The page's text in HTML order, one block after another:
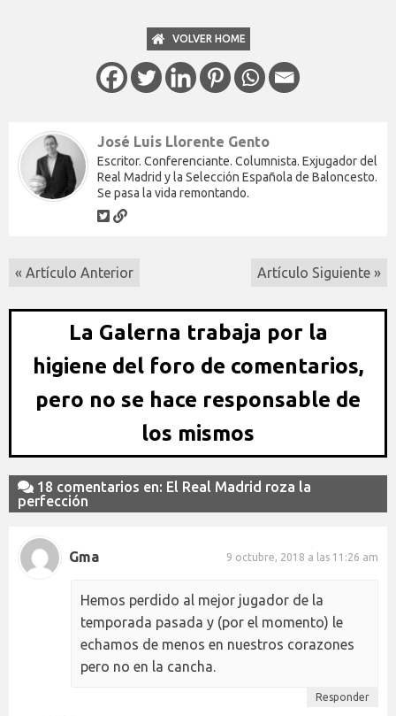
VOLVER HOME
José Luis Llorente Gento
Escritor. Conferenciante. Columnista. Exjugador del
Real Madrid y la Selección Española de Baloncesto.
Se pasa la vida remontando.
« Artículo Anterior Artículo Siguiente »
La Galerna trabaja por la
higiene del foro de comentarios,
pero no se hace responsable de
los mismos
18 comentarios en: El Real Madrid roza la
perfección
Gma 9 octubre, 2018 a las 11:26 am
Hemos perdido al mejor jugador de la
temporada pasada y (por el momento) le
echamos de menos en nuestros corazones
pero no en la cancha.
Responder